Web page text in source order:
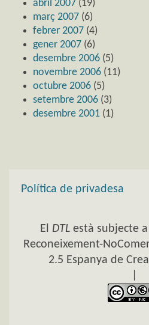
abril 2007 (19)
març 2007 (6)
febrer 2007 (4)
gener 2007 (6)
desembre 2006 (5)
novembre 2006 (11)
octubre 2006 (5)
setembre 2006 (3)
desembre 2001 (1)
Política de privadesa
El DTLestà subjecte
Reconeixement-
2.5 Espanya de